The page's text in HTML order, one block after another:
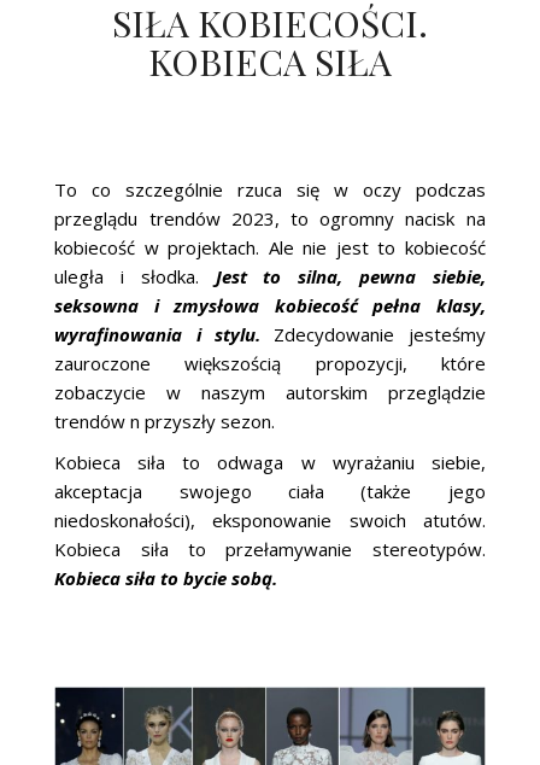
SIŁA KOBIECOŚCI.
KOBIECA SIŁA
To co szczególnie rzuca się w oczy podczas
przeglądu trendów 2023, to ogromny nacisk na
kobiecość w projektach. Ale nie jest to kobiecość
uległa i słodka. Jest to silna, pewna siebie,
seksowna i zmysłowa kobiecość pełna klasy,
wyrafinowania i stylu. Zdecydowanie jesteśmy
zauroczone większością propozycji, które
zobaczycie w naszym autorskim przeglądzie
trendów n przyszły sezon.
Kobieca siła to odwaga w wyrażaniu siebie,
akceptacja swojego ciała (także jego
niedoskonałości), eksponowanie swoich atutów.
Kobieca siła to przełamywanie stereotypów.
Kobieca siła to bycie sobą.